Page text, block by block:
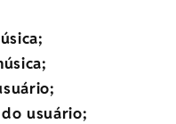
usuário;